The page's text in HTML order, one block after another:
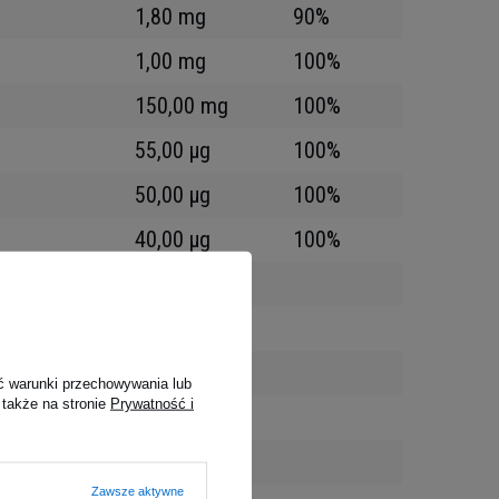
1,80 mg
90%
1,00 mg
100%
150,00 mg
100%
55,00 µg
100%
50,00 µg
100%
40,00 µg
100%
50,00 mg
30,00 mg
30,00 mg
warunki przechowywania lub
na stronie Prywatność i
Zawsze aktywne